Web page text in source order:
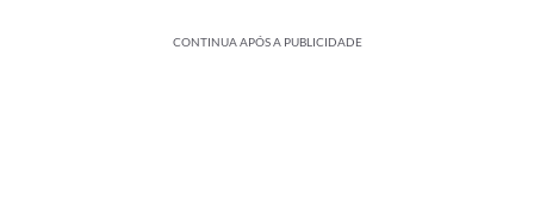
CONTINUA APÓS A PUBLICIDADE